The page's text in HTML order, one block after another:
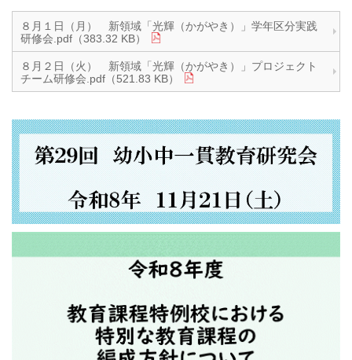
８月１日（月） 新領域「光輝（かがやき）」学年区分実践
研修会.pdf（383.32 KB）
８月２日（火） 新領域「光輝（かがやき）」プロジェクト
チーム研修会.pdf（521.83 KB）